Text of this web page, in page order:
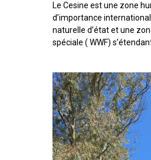
Le Cesine est une zone
d’importance
naturelle d’état et une
spéciale ( WWF)